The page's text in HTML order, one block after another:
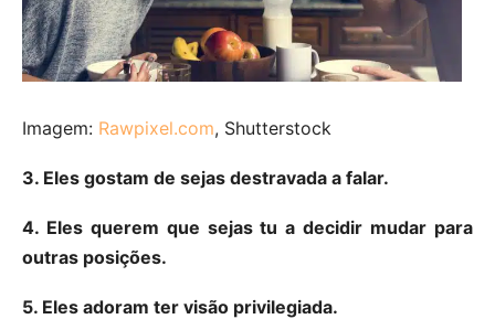
Imagem: Rawpixel.com, Shutterstock
3. Eles gostam de sejas destravada a falar.
4. Eles querem que sejas tu a decidir mudar para
outras posições.
5. Eles adoram ter visão privilegiada.